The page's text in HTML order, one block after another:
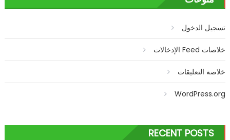
تسجيل الدخول
خلاصات Feed الإدخالات
خلاصة التعليقات
WordPress.org
RECENT POSTS